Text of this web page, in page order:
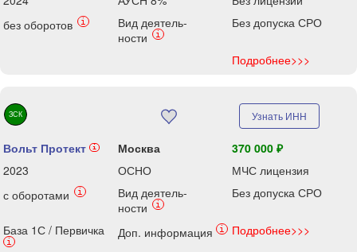
без оборотов
i
Вид деятель-
ности
i
Без допуска СРО
Подробнее>>>
ЗСК Узнать ИНН
Вольт Протект i Москва
370 000 ₽
2023
ОСНО
МЧС лицензия
с оборотами
i
Вид деятель-
ности
i
Без допуска СРО
База 1С / Первичка
i
Доп. информация i Подробнее>>>